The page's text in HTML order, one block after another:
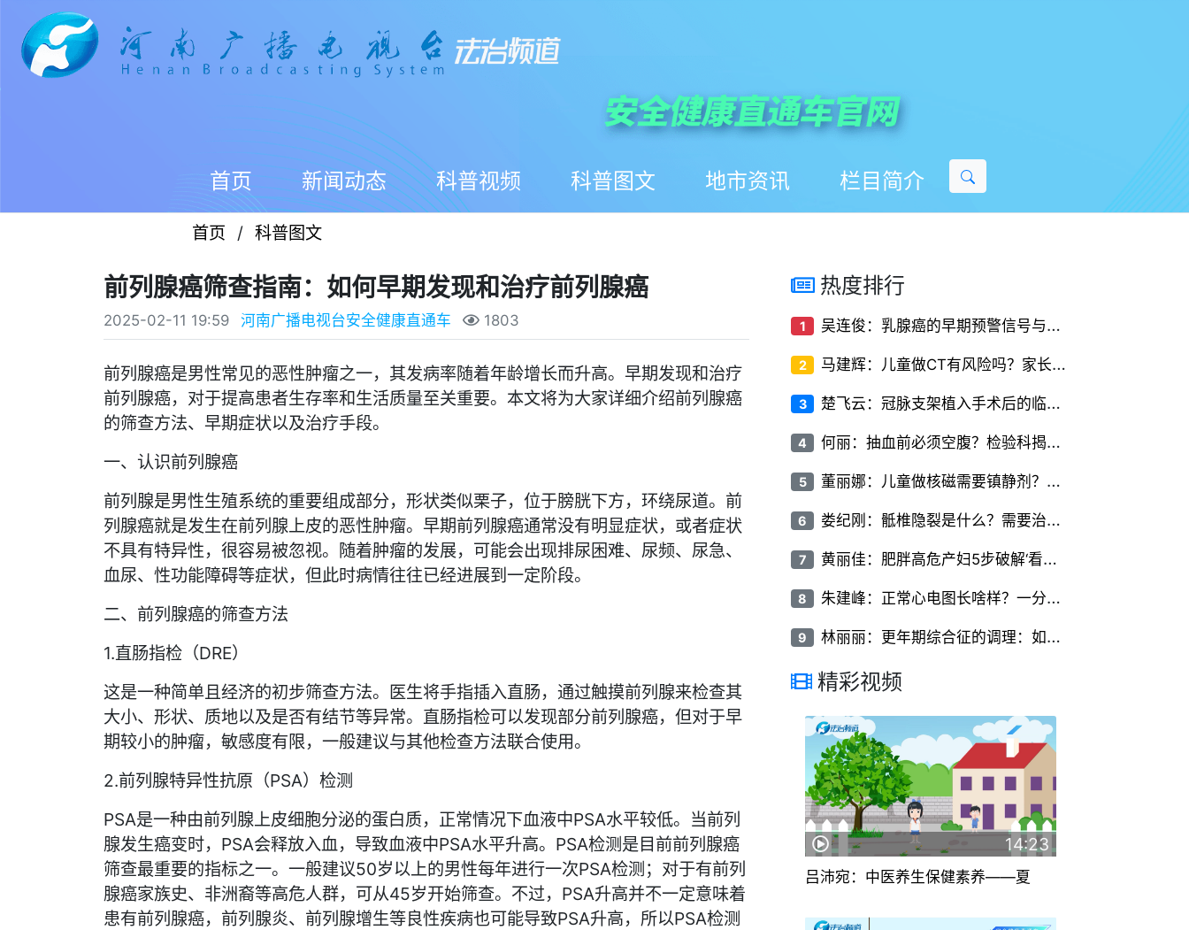
首页 新闻动态 科普视频 科普图文 地市资讯 栏目简介
首页 / 科普图文
前列腺癌筛查指南：如何早期发现和治疗前列腺癌
2025-02-11 19:59 河南广播电视台安全健康直通车 1803
前列腺癌是男性常见的恶性肿瘤之一，其发病率随着年龄增长而升高。早期发现和治疗
前列腺癌，对于提高患者生存率和生活质量至关重要。本文将为大家详细介绍前列腺癌
的筛查方法、早期症状以及治疗手段。
一、认识前列腺癌
前列腺是男性生殖系统的重要组成部分，形状类似栗子，位于膀胱下方，环绕尿道。前
列腺癌就是发生在前列腺上皮的恶性肿瘤。早期前列腺癌通常没有明显症状，或者症状
不具有特异性，很容易被忽视。随着肿瘤的发展，可能会出现排尿困难、尿频、尿急、
血尿、性功能障碍等症状，但此时病情往往已经进展到一定阶段。
二、前列腺癌的筛查方法
1.直肠指检（DRE）
这是一种简单且经济的初步筛查方法。医生将手指插入直肠，通过触摸前列腺来检查其
大小、形状、质地以及是否有结节等异常。直肠指检可以发现部分前列腺癌，但对于早
期较小的肿瘤，敏感度有限，一般建议与其他检查方法联合使用。
2.前列腺特异性抗原（PSA）检测
PSA是一种由前列腺上皮细胞分泌的蛋白质，正常情况下血液中PSA水平较低。当前列
腺发生癌变时，PSA会释放入血，导致血液中PSA水平升高。PSA检测是目前前列腺癌
筛查最重要的指标之一。一般建议50岁以上的男性每年进行一次PSA检测；对于有前列
腺癌家族史、非洲裔等高危人群，可从45岁开始筛查。不过，PSA升高并不一定意味着
患有前列腺癌，前列腺炎、前列腺增生等良性疾病也可能导致PSA升高，所以PSA检测
热度排行
1 吴
连俊：乳腺癌的早期预警信号与筛查方法
2 马
建辉：儿童做CT有风险吗？家长必知的儿科CT检查常识
3 楚
飞云：冠脉支架植入手术后的临床护理要点有哪些
4 何
丽：抽血前必须空腹？检验科揭秘：这些检查项目有特殊要求
5 董
丽娜：儿童做核磁需要镇静剂？家长关心的问题全解答
6 娄
纪刚：骶椎隐裂是什么？需要治疗吗？
7 黄
丽佳：肥胖高危产妇5步破解‘看不见的椎间隙’
8 朱
建峰：正常心电图长啥样？一分钟看懂P波、QRS波和T波
9 林
丽丽：更年期综合征的调理：如何平稳度过更年期
精彩视频
14:23
吕沛宛：中医养生保健素养——夏